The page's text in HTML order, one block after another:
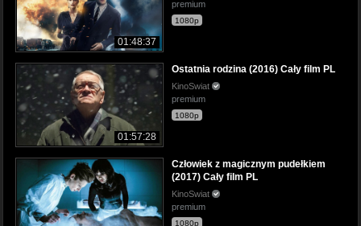
01:48:37
premium
1080p
01:57:28
Ostatnia rodzina (2016) Cały film PL
KinoSwiat
premium
1080p
Człowiek z magicznym pudełkiem
(2017) Cały film PL
KinoSwiat
premium
1080p